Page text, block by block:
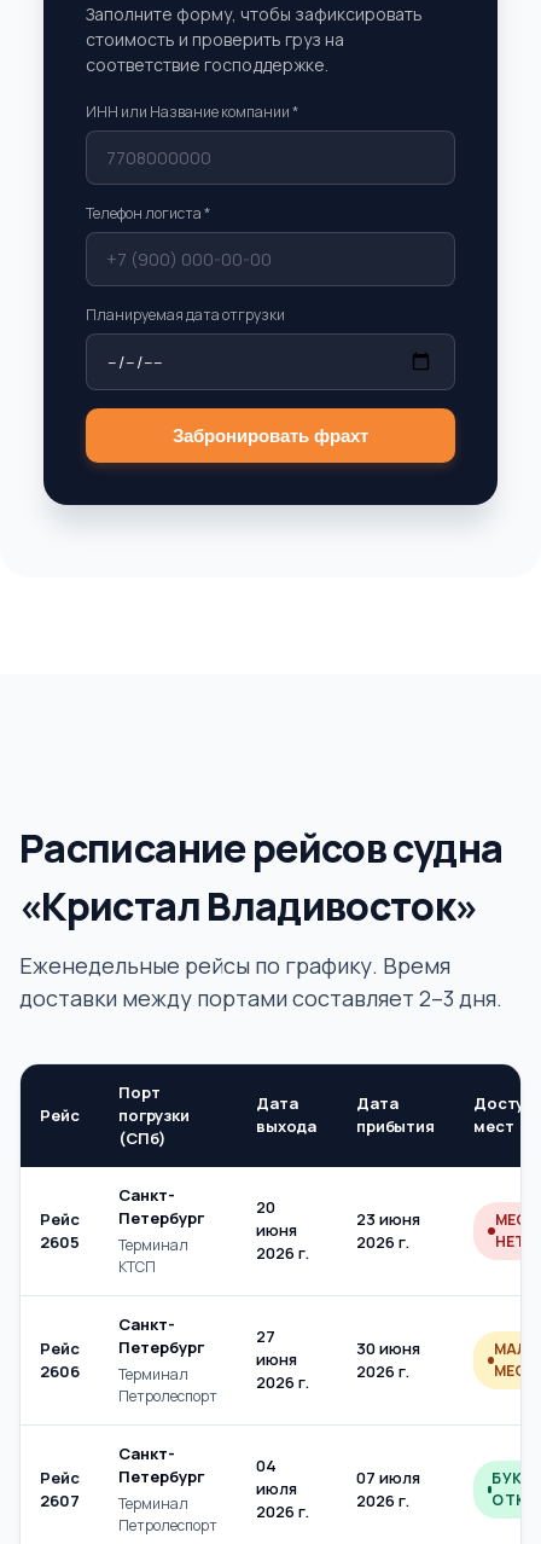
Заполните форму, чтобы зафиксировать
стоимость и проверить груз на
соответствие господдержке.
ИНН или Название компании *
Телефон логиста *
Планируемая дата отгрузки
Забронировать фрахт
Расписание рейсов судна
«Кристал Владивосток»
Еженедельные рейсы по графику. Время
доставки между портами составляет 2–3 дня.
Рейс
Порт
погрузки
(СПб)
Дата
выхода
Дата
прибытия
мест
Рейс
2605
Санкт-
Петербург
Терминал
КТСП
20
июня
2026 г.
23 июня
2026 г.
МЕСТ
НЕТ
Рейс
2606
Санкт-
Петербург
Терминал
Петролеспорт
27
июня
2026 г.
30 июня
2026 г.
МАЛО
МЕСТ
Рейс
2607
Санкт-
Петербург
Терминал
Петролеспорт
04
июля
2026 г.
07 июля
2026 г.